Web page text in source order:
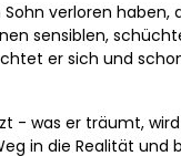
verloren
sensiblen,
er sich und
- was er träumt,
in die Realität